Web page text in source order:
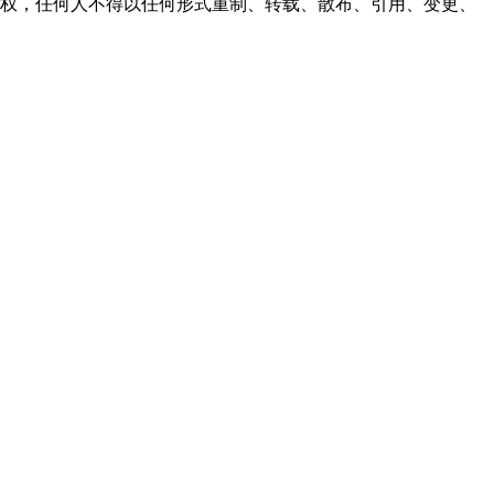
，任何人不得以任何形式重制、转载、散布、引用、变更、